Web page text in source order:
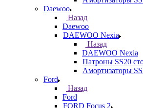
Daewoo
Назад
Daewoo
DAEWOO Nexia
Назад
DAEWOO Nexia
Патроны SS20
Амортизаторы
Ford
Назад
Ford
FORD Focus 2